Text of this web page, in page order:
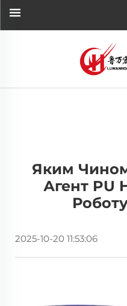
Яким
Агент PU
2025-10-20 11:53:06